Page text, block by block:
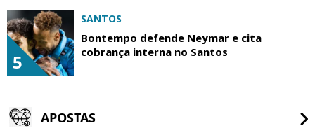
5
SANTOS
Bontempo defende Neymar e cita
cobrança interna no Santos
APOSTAS